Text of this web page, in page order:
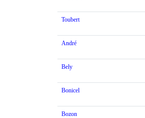
Toubert
André
Bely
Bonicel
Bozon